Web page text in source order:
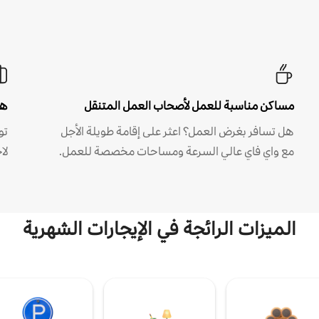
مساكن مناسبة للعمل لأصحاب العمل المتنقل
هل تسافر بغرض العمل؟ اعثر على إقامة طويلة الأجل
مع واي فاي عالي السرعة ومساحات مخصصة للعمل.
الميزات الرائجة في الإيجارات الشهرية